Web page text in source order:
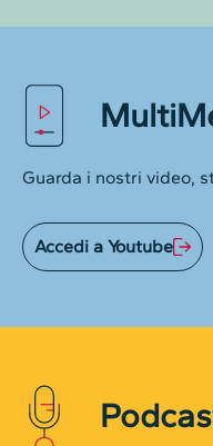
Guarda i nostri video,
Accedi a Youtube